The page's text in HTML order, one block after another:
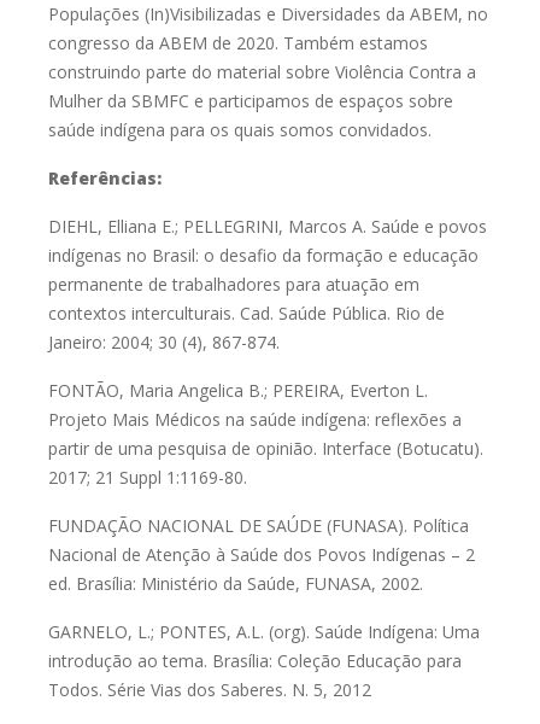
Populações (In)Visibilizadas e Diversidades da ABEM, no
congresso da ABEM de 2020. Também estamos
construindo parte do material sobre Violência Contra a
Mulher da SBMFC e participamos de espaços sobre
saúde indígena para os quais somos convidados.
Referências:
DIEHL, Elliana E.; PELLEGRINI, Marcos A. Saúde e povos
indígenas no Brasil: o desafio da formação e educação
permanente de trabalhadores para atuação em
contextos interculturais. Cad. Saúde Pública. Rio de
Janeiro: 2004; 30 (4), 867-874.
FONTÃO, Maria Angelica B.; PEREIRA, Everton L.
Projeto Mais Médicos na saúde indígena: reflexões a
partir de uma pesquisa de opinião. Interface (Botucatu).
2017; 21 Suppl 1:1169-80.
FUNDAÇÃO NACIONAL DE SAÚDE (FUNASA). Política
Nacional de Atenção à Saúde dos Povos Indígenas – 2
ed. Brasília: Ministério da Saúde, FUNASA, 2002.
GARNELO, L.; PONTES, A.L. (org). Saúde Indígena: Uma
introdução ao tema. Brasília: Coleção Educação para
Todos. Série Vias dos Saberes. N. 5, 2012